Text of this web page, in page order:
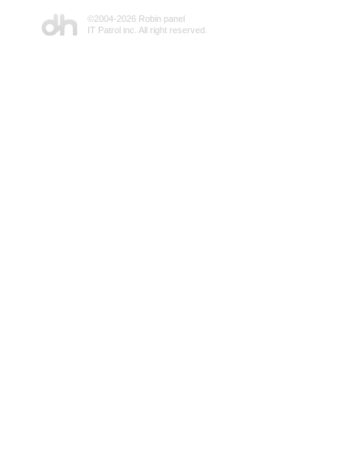
©2004-2026 Robin panel
IT Patrol inc. All right reserved.